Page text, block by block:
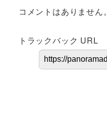
コメントはありません。
トラックバック URL